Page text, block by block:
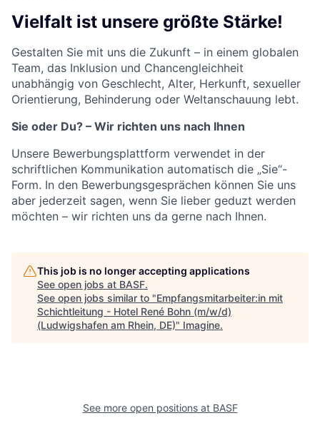
Vielfalt ist unsere größte Stärke!
Gestalten Sie mit uns die Zukunft – in einem globalen
Team, das Inklusion und Chancengleichheit
unabhängig von Geschlecht, Alter, Herkunft, sexueller
Orientierung, Behinderung oder Weltanschauung lebt.
Sie oder Du? – Wir richten uns nach Ihnen
Unsere Bewerbungsplattform verwendet in der
schriftlichen Kommunikation automatisch die „Sie“-
Form. In den Bewerbungsgesprächen können Sie uns
aber jederzeit sagen, wenn Sie lieber geduzt werden
möchten – wir richten uns da gerne nach Ihnen.
This job is no longer accepting applications
See open jobs at BASF.
See open jobs similar to "Empfangsmitarbeiter:in mit
Schichtleitung - Hotel René Bohn (m/w/d)
(Ludwigshafen am Rhein, DE)" Imagine.
See more open positions at BASF